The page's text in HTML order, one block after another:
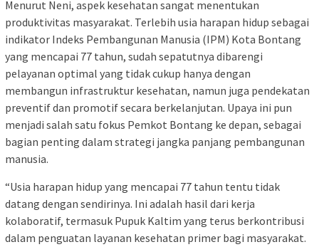
Menurut Neni, aspek kesehatan sangat menentukan
produktivitas masyarakat. Terlebih usia harapan hidup sebagai
indikator Indeks Pembangunan Manusia (IPM) Kota Bontang
yang mencapai 77 tahun, sudah sepatutnya dibarengi
pelayanan optimal yang tidak cukup hanya dengan
membangun infrastruktur kesehatan, namun juga pendekatan
preventif dan promotif secara berkelanjutan. Upaya ini pun
menjadi salah satu fokus Pemkot Bontang ke depan, sebagai
bagian penting dalam strategi jangka panjang pembangunan
manusia.
“Usia harapan hidup yang mencapai 77 tahun tentu tidak
datang dengan sendirinya. Ini adalah hasil dari kerja
kolaboratif, termasuk Pupuk Kaltim yang terus berkontribusi
dalam penguatan layanan kesehatan primer bagi masyarakat.